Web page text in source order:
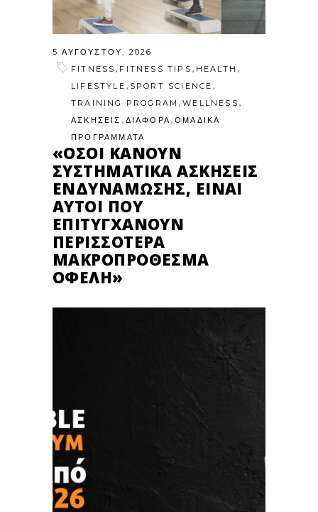
5 ΑΥΓΟΎΣΤΟΥ, 2026
FITNESS , FITNESS TIPS , HEALTH ,
LIFESTYLE , SPORT SCIENCE ,
TRAINING PROGRAM ,WELLNESS ,
ΑΣΚΗΣΕΙΣ , ΔΙΑΦΟΡΑ ,ΟΜΑΔΙΚΑ
ΠΡΟΓΡΑΜΜΑΤΑ
«ΌΣΟΙ ΚΆΝΟΥΝ
ΣΥΣΤΗΜΑΤΙΚΆ ΑΣΚΉΣΕΙΣ
ΕΝΔΥΝΆΜΩΣΗΣ, ΕΊΝΑΙ
ΑΥΤΟΊ ΠΟΥ
ΕΠΙΤΥΓΧΆΝΟΥΝ
ΠΕΡΙΣΣΌΤΕΡΑ
ΜΑΚΡΟΠΡΌΘΕΣΜΑ
ΟΦΈΛΗ»